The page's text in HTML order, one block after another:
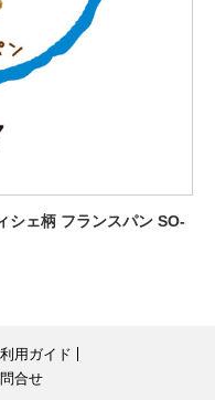
シェ柄 フランスパン SO-
用ガイド
合せ